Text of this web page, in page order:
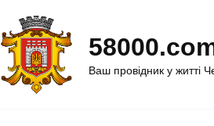
Ваш провідник у житті